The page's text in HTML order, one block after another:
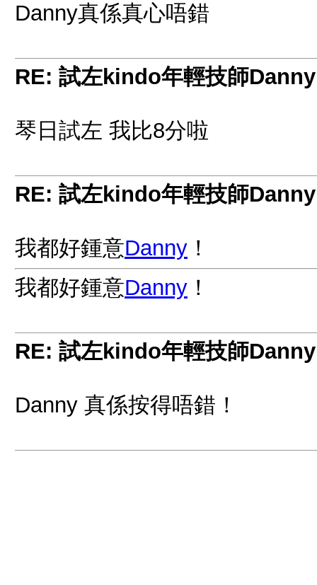
Danny真係真心唔錯
RE: 試左kindo年輕技師Danny
琴日試左 我比8分啦
RE: 試左kindo年輕技師Danny
我都好鍾意Danny ！
我都好鍾意Danny ！
RE: 試左kindo年輕技師Danny
Danny 真係按得唔錯！